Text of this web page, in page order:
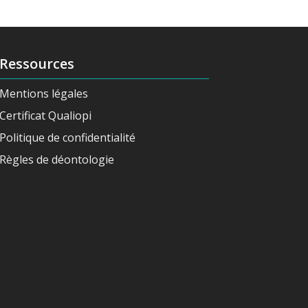
légales
Qualiopi
de confidentialité
de déontologie